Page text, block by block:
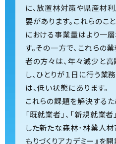
に、放置林対策や県産材
要があります。これらのこ
における事業量はより一
す。その一方で、これらの
者の方々は、年々減少と
し、ひとりが１日に行う
は、低い状態にあります。
これらの課題を解決する
「既就業者」、「新規就業
した新たな森林･林業人材
もりづくりアカデミー』を